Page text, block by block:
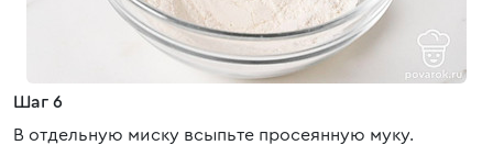
Шаг 6
В отдельную миску всыпьте просеянную муку.